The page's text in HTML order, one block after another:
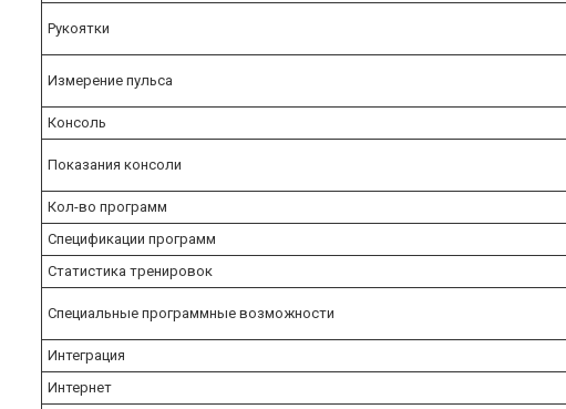
Рукоятки
Измерение пульса
Консоль
Показания консоли
Кол-во программ
Спецификации программ
Статистика тренировок
Специальные программные возможности
Интеграция
Интернет